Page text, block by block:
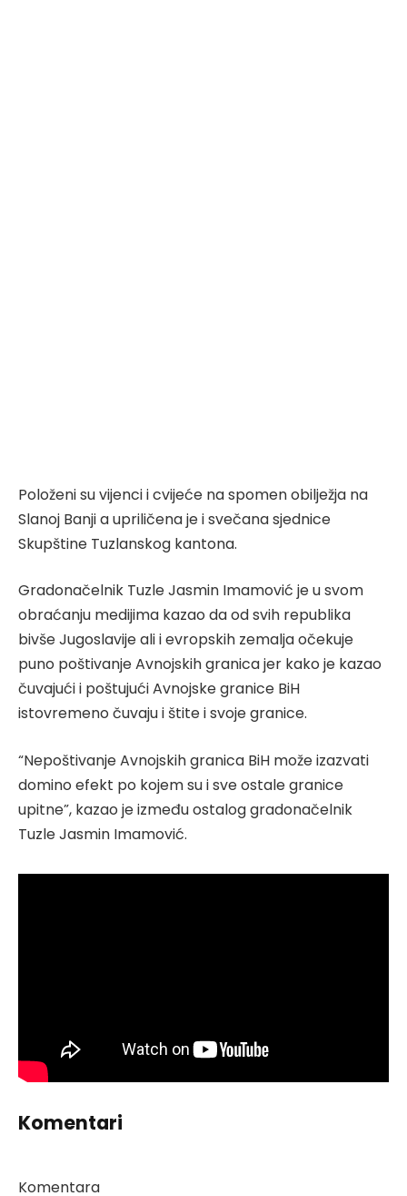
Položeni su vijenci i cvijeće na spomen obilježja na
Slanoj Banji a upriličena je i svečana sjednice
Skupštine Tuzlanskog kantona.
Gradonačelnik Tuzle Jasmin Imamović je u svom
obraćanju medijima kazao da od svih republika
bivše Jugoslavije ali i evropskih zemalja očekuje
puno poštivanje Avnojskih granica jer kako je kazao
čuvajući i poštujući Avnojske granice BiH
istovremeno čuvaju i štite i svoje granice.
“Nepoštivanje Avnojskih granica BiH može izazvati
domino efekt po kojem su i sve ostale granice
upitne”, kazao je između ostalog gradonačelnik
Tuzle Jasmin Imamović.
Komentari
Komentara